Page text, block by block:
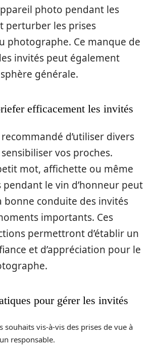
photo pendant les
perturber les prises
photographe. Ce manque de
invités peut également
générale.
efficacement les invités
d’utiliser divers
vos proches.
mot, affichette ou même
pendant le vin d’honneur peut
bonne conduite des invités
importants. Ces
permettront d’établir un
et d’appréciation pour le
pour gérer les invités
souhaits vis-à-vis des prises de vue à
responsable.